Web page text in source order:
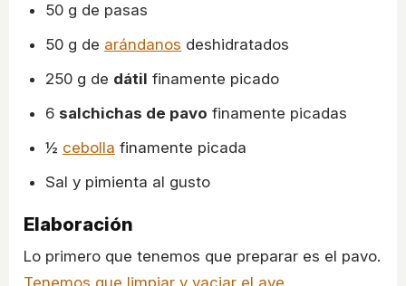
50 g de pasas
50 g de arándanos deshidratados
250 g de dátil finamente picado
6 salchichas de pavo finamente picadas
½ cebolla finamente picada
Sal y pimienta al gusto
Elaboración
Lo primero que tenemos que preparar es el pavo.